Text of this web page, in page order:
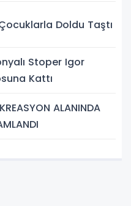
Doldu Taştı
Stoper Igor
Kattı
ALANINDA